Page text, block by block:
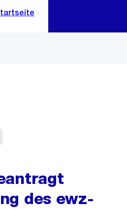
des ewz-